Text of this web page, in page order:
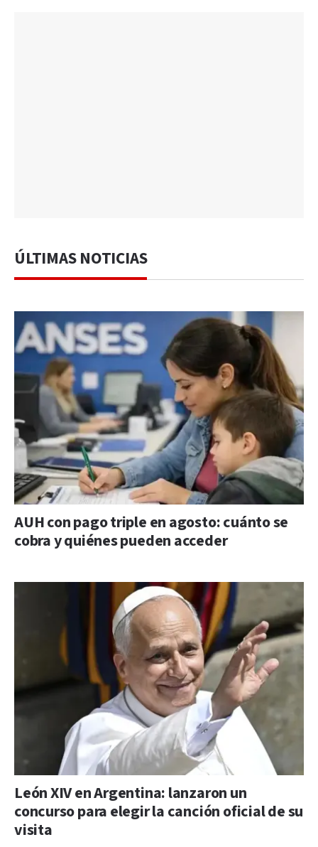
ÚLTIMAS NOTICIAS
AUH con pago triple en agosto: cuánto se
cobra y quiénes pueden acceder
León XIV en Argentina: lanzaron un
concurso para elegir la canción oficial de su
visita